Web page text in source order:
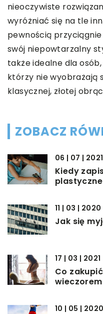
nieoczywiste
wyróżniać się na tle
pewnością
swój niepowtarzalny
także idealne dla
którzy nie wyobrażają
klasycznej, złotej
ZOBACZ
06 | 07 | 2021
Kiedy
11 | 03 | 2020
Jak się
17 | 03 | 2021
Co
10 | 05 | 2020